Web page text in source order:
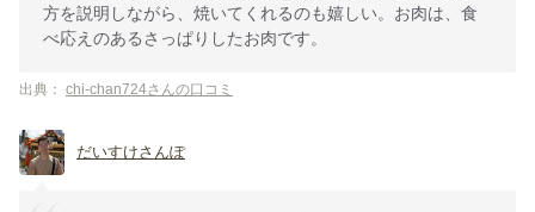
方を説明しながら、焼いてくれるのも嬉しい。お肉は、食
べ応えのあるさっぱりしたお肉です。
出典： chi-chan724さんの口コミ
だいすけさんぽ